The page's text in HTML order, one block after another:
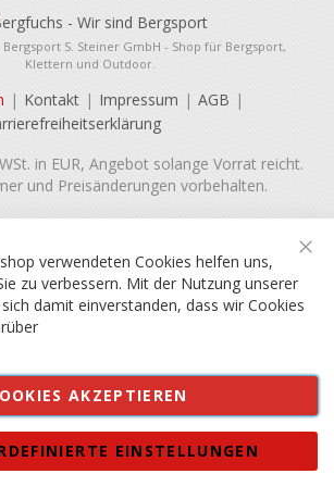
S. Steiner GmbH - Shop für Bergsport,
Klettern und Outdoor.
Kontakt Impressum
AGB
in EUR, Angebot solange Vorrat reicht.
und Preisänderungen vorbehalten.
verwendeten Cookies helfen uns,
zu verbessern. Mit der Nutzung unserer
damit einverstanden, dass wir Cookies
AKZEPTIEREN
EINSTELLUNGEN